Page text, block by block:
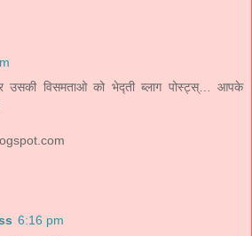
उसकी विसमताओ को भेद्ती ब्लाग पोस्ट्स्… आपके
6:16 pm